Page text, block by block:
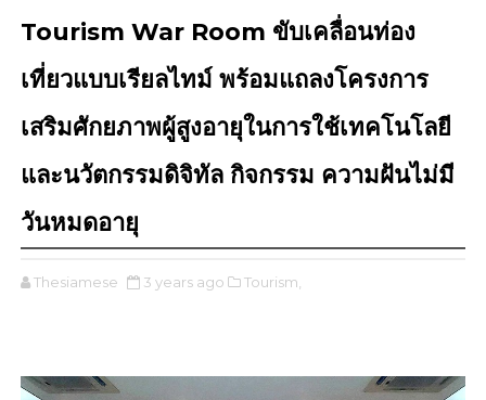
Tourism War Room ขับเคลื่อนท่อง
เที่ยวแบบเรียลไทม์ พร้อมแถลงโครงการ
เสริมศักยภาพผู้สูงอายุในการใช้เทคโนโลยี
และนวัตกรรมดิจิทัล กิจกรรม ความฝันไม่มี
วันหมดอายุ
Thesiamese 3 years ago Tourism,